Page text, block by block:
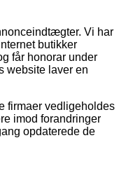
Vi har
butikker
får honorar under
website laver en
firmaer vedligeholdes
imod forandringer
opdaterede de